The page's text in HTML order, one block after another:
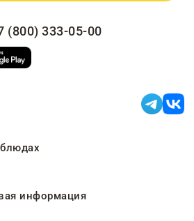
(800) 333-05-00
информация